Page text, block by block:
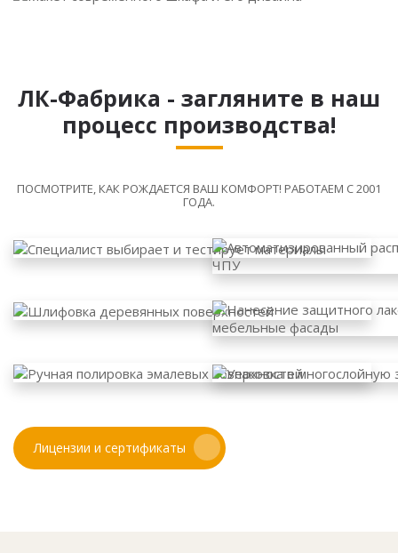
ЛК-Фабрика - загляните в наш
процесс производства!
ПОСМОТРИТЕ, КАК РОЖДАЕТСЯ ВАШ КОМФОРТ! РАБОТАЕМ С 2001
ГОДА.
Лицензии и сертификаты